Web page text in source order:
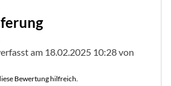
am 18.02.2025 10:28 von
Bewertung hilfreich.